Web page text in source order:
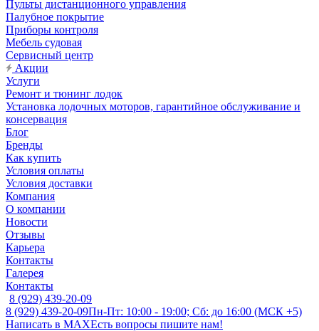
Пульты дистанционного управления
Палубное покрытие
Приборы контроля
Мебель судовая
Сервисный центр
Акции
Услуги
Ремонт и тюнинг лодок
Установка лодочных моторов, гарантийное обслуживание и
консервация
Блог
Бренды
Как купить
Условия оплаты
Условия доставки
Компания
О компании
Новости
Отзывы
Карьера
Контакты
Галерея
Контакты
8 (929) 439-20-09
8 (929) 439-20-09Пн-Пт: 10:00 - 19:00; Сб: до 16:00 (МСК +5)
Написать в MAXЕсть вопросы пишите нам!